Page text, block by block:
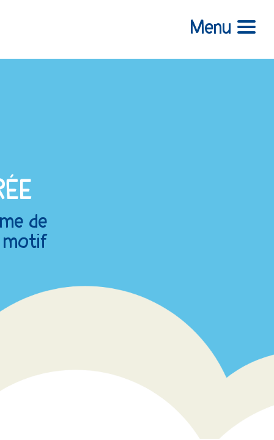
Menu
de
motif